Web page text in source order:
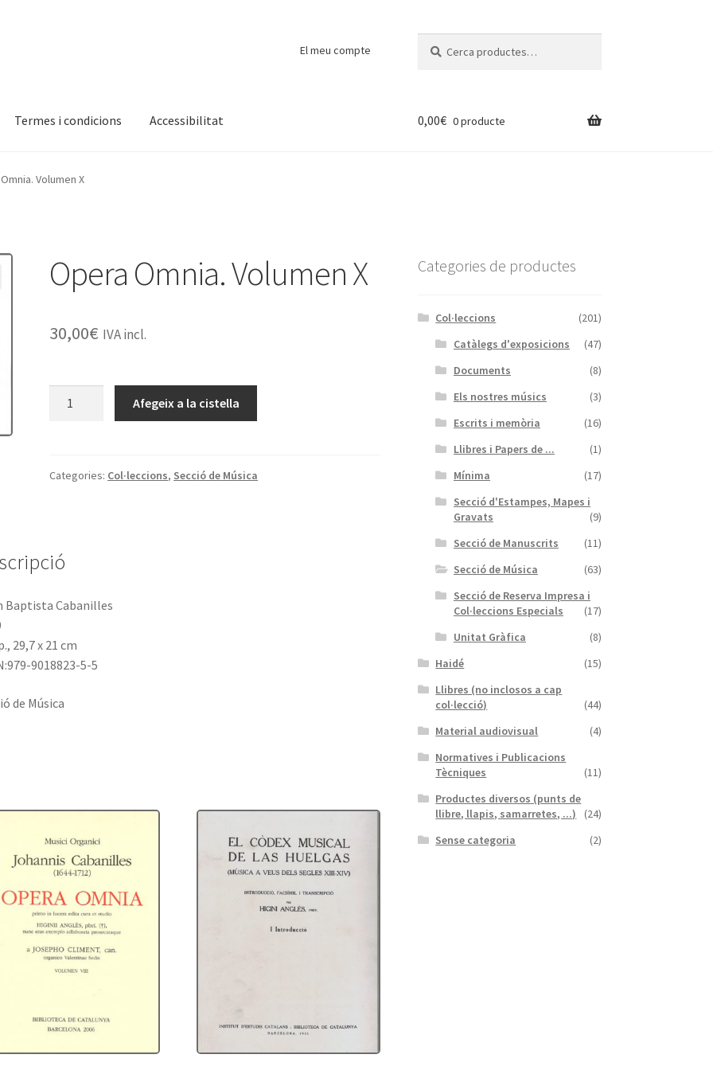
El meu compte
Termes i condicions Accessibilitat
Finalitzar compra
0,00€ 0 producte
Volumen X
Opera Omnia. Volumen X
30,00€ IVA incl.
Volumen
Afegeix a la cistella
Categories: Col·leccions, Secció de Música
Baptista Cabanilles
29,7 x 21 cm
9018823-5-5
de Música
Categories de productes
Col·leccions
(201)
Catàlegs d'exposicions
(47)
Documents
(8)
Els nostres músics
(3)
Escrits i memòria
(16)
Llibres i Papers de ...
(1)
Mínima
(17)
Secció d'Estampes, Mapes i
Gravats
(9)
Secció de Manuscrits
(11)
Secció de Música
(63)
Secció de Reserva Impresa i
Col·leccions Especials
(17)
Unitat Gràfica
(8)
Haidé
(15)
Llibres (no inclosos a cap
col·lecció)
(44)
Material audiovisual
(4)
Normatives i Publicacions
Tècniques
(11)
Productes diversos (punts de
llibre, llapis, samarretes, ...)
(24)
Sense categoria
(2)